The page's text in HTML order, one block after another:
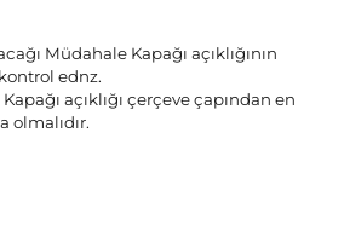
Müdahale Kapağı açıklığının
ednz.
açıklığı çerçeve çapından en
olmalıdır.